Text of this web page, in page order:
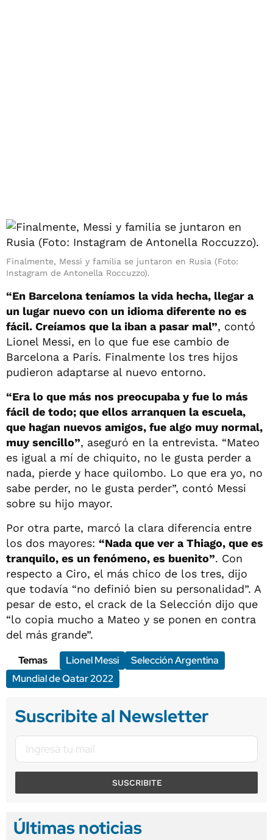
Finalmente, Messi y familia se juntaron en Rusia (Foto:
Instagram de Antonella Roccuzzo).
“En Barcelona teníamos la vida hecha, llegar a
un lugar nuevo con un idioma diferente no es
fácil. Creíamos que la iban a pasar mal”, contó
Lionel Messi, en lo que fue ese cambio de
Barcelona a París. Finalmente los tres hijos
pudieron adaptarse al nuevo entorno.
“Era lo que más nos preocupaba y fue lo más
fácil de todo; que ellos arranquen la escuela,
que hagan nuevos amigos, fue algo muy normal,
muy sencillo”, aseguró en la entrevista. “Mateo
es igual a mí de chiquito, no le gusta perder a
nada, pierde y hace quilombo. Lo que era yo, no
sabe perder, no le gusta perder”, contó Messi
sobre su hijo mayor.
Por otra parte, marcó la clara diferencia entre
los dos mayores: “Nada que ver a Thiago, que es
tranquilo, es un fenómeno, es buenito”. Con
respecto a Ciro, el más chico de los tres, dijo
que todavía “no definió bien su personalidad”. A
pesar de esto, el crack de la Selección dijo que
“lo copia mucho a Mateo y se ponen en contra
del más grande”.
Temas
Lionel Messi
Selección Argentina
Mundial de Qatar 2022
Suscribite al Newsletter
SUSCRIBITE
Últimas noticias